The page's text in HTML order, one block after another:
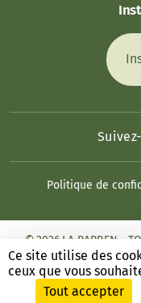
Ce site utilise des
ceux que vous
Tout accepter
Politique de
© 2026 LA BARBEN -